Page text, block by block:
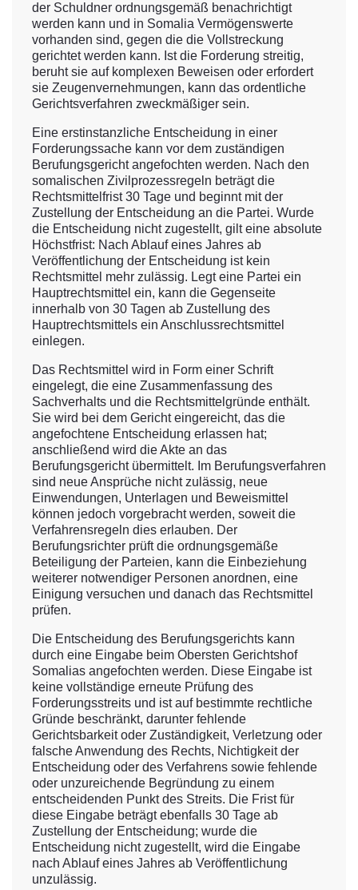
der Schuldner ordnungsgemäß benachrichtigt
werden kann und in Somalia Vermögenswerte
vorhanden sind, gegen die die Vollstreckung
gerichtet werden kann. Ist die Forderung streitig,
beruht sie auf komplexen Beweisen oder erfordert
sie Zeugenvernehmungen, kann das ordentliche
Gerichtsverfahren zweckmäßiger sein.
Eine erstinstanzliche Entscheidung in einer
Forderungssache kann vor dem zuständigen
Berufungsgericht angefochten werden. Nach den
somalischen Zivilprozessregeln beträgt die
Rechtsmittelfrist 30 Tage und beginnt mit der
Zustellung der Entscheidung an die Partei. Wurde
die Entscheidung nicht zugestellt, gilt eine absolute
Höchstfrist: Nach Ablauf eines Jahres ab
Veröffentlichung der Entscheidung ist kein
Rechtsmittel mehr zulässig. Legt eine Partei ein
Hauptrechtsmittel ein, kann die Gegenseite
innerhalb von 30 Tagen ab Zustellung des
Hauptrechtsmittels ein Anschlussrechtsmittel
einlegen.
Das Rechtsmittel wird in Form einer Schrift
eingelegt, die eine Zusammenfassung des
Sachverhalts und die Rechtsmittelgründe enthält.
Sie wird bei dem Gericht eingereicht, das die
angefochtene Entscheidung erlassen hat;
anschließend wird die Akte an das
Berufungsgericht übermittelt. Im Berufungsverfahren
sind neue Ansprüche nicht zulässig, neue
Einwendungen, Unterlagen und Beweismittel
können jedoch vorgebracht werden, soweit die
Verfahrensregeln dies erlauben. Der
Berufungsrichter prüft die ordnungsgemäße
Beteiligung der Parteien, kann die Einbeziehung
weiterer notwendiger Personen anordnen, eine
Einigung versuchen und danach das Rechtsmittel
prüfen.
Die Entscheidung des Berufungsgerichts kann
durch eine Eingabe beim Obersten Gerichtshof
Somalias angefochten werden. Diese Eingabe ist
keine vollständige erneute Prüfung des
Forderungsstreits und ist auf bestimmte rechtliche
Gründe beschränkt, darunter fehlende
Gerichtsbarkeit oder Zuständigkeit, Verletzung oder
falsche Anwendung des Rechts, Nichtigkeit der
Entscheidung oder des Verfahrens sowie fehlende
oder unzureichende Begründung zu einem
entscheidenden Punkt des Streits. Die Frist für
diese Eingabe beträgt ebenfalls 30 Tage ab
Zustellung der Entscheidung; wurde die
Entscheidung nicht zugestellt, wird die Eingabe
nach Ablauf eines Jahres ab Veröffentlichung
unzulässig.